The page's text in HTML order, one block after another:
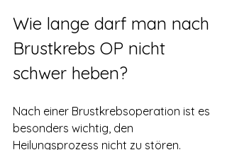
Wie lange darf man nach
Brustkrebs OP nicht
schwer heben?
Nach einer Brustkrebsoperation ist es
besonders wichtig, den
Heilungsprozess nicht zu stören.